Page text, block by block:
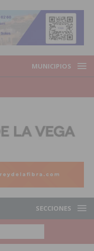
MUNICIPIOS
SECCIONES